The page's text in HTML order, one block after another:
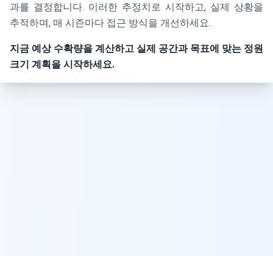
과를 결정합니다. 이러한 추정치로 시작하고, 실제 상황을
추적하며, 매 시즌마다 접근 방식을 개선하세요.
지금 예상 수확량을 계산하고 실제 공간과 목표에 맞는 정원
크기 계획을 시작하세요.